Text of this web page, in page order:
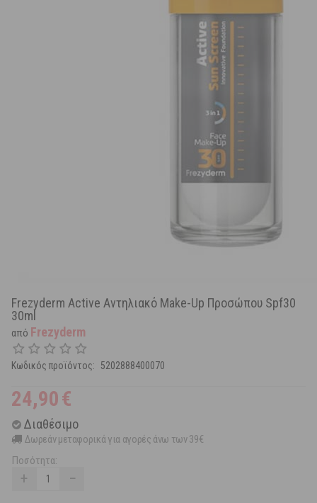
Frezyderm Active Αντηλιακό Make-Up Προσώπου Spf30
30ml
από Frezyderm
Κωδικός προϊόντος: 5202888400070
24,90€
Διαθέσιμο
Δωρεάν μεταφορικά για αγορές άνω των 39€
Ποσότητα:
+ −